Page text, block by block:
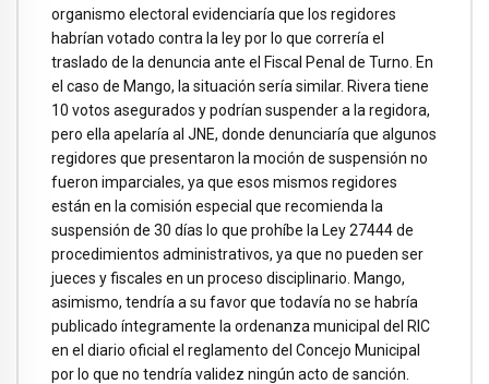
organismo electoral evidenciaría que los regidores
habrían votado contra la ley por lo que correría el
traslado de la denuncia ante el Fiscal Penal de Turno. En
el caso de Mango, la situación sería similar. Rivera tiene
10 votos asegurados y podrían suspender a la regidora,
pero ella apelaría al JNE, donde denunciaría que algunos
regidores que presentaron la moción de suspensión no
fueron imparciales, ya que esos mismos regidores
están en la comisión especial que recomienda la
suspensión de 30 días lo que prohíbe la Ley 27444 de
procedimientos administrativos, ya que no pueden ser
jueces y fiscales en un proceso disciplinario. Mango,
asimismo, tendría a su favor que todavía no se habría
publicado íntegramente la ordenanza municipal del RIC
en el diario oficial el reglamento del Concejo Municipal
por lo que no tendría validez ningún acto de sanción.